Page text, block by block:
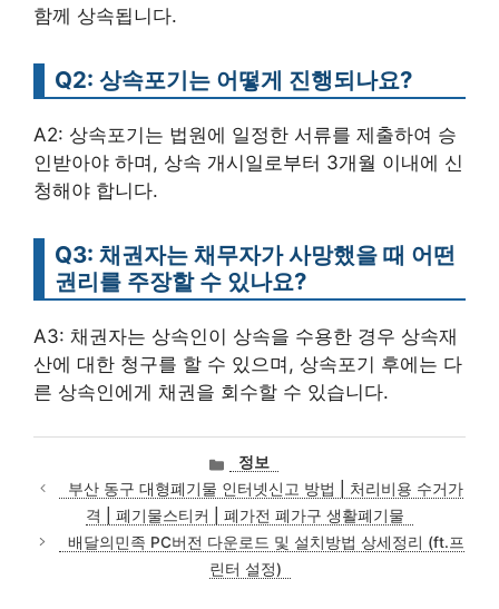
함께 상속됩니다.
Q2: 상속포기는 어떻게 진행되나요?
A2: 상속포기는 법원에 일정한 서류를 제출하여 승
인받아야 하며, 상속 개시일로부터 3개월 이내에 신
청해야 합니다.
Q3: 채권자는 채무자가 사망했을 때 어떤
권리를 주장할 수 있나요?
A3: 채권자는 상속인이 상속을 수용한 경우 상속재
산에 대한 청구를 할 수 있으며, 상속포기 후에는 다
른 상속인에게 채권을 회수할 수 있습니다.
카
테
고
리
정보
부산 동구 대형폐기물 인터넷신고 방법 | 처리비용 수거가
격 | 폐기물스티커 | 폐가전 폐가구 생활폐기물
배달의민족 PC버전 다운로드 및 설치방법 상세정리 (ft.프
린터 설정)